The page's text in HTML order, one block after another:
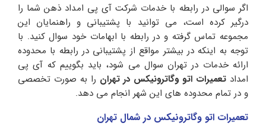
اگر سوالی در رابطه با خدمات شرکت آی پی امداد ذهن شما را
درگیر کرده است، می توانید با پشتیبانی و راهنمایان این
مجموعه تماس گرفته و در رابطه با ابهامات خود سوال کنید. با
توجه به اینکه در بیشتر مواقع از پشتیبانی در رابطه با محدوده
ارائه خدمات در تهران سوال می شود، باید بگوییم که آی پی
امداد تعمیرات اتو وگاترونیکس در تهران را به صورت تخصصی
و در تمام محدوده های این شهر انجام می دهد.
تعمیرات اتو وگاترونیکس در شمال تهران